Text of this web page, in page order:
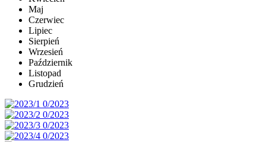
Maj
Czerwiec
Lipiec
Sierpień
Wrzesień
Październik
Listopad
Grudzień